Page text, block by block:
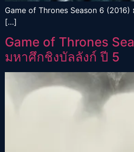
Game of Thrones Season 6
[…]
Game of Thrones
มหาศึกชิงบัลลังก์ ปี 5